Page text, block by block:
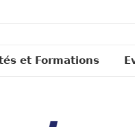
et Formations